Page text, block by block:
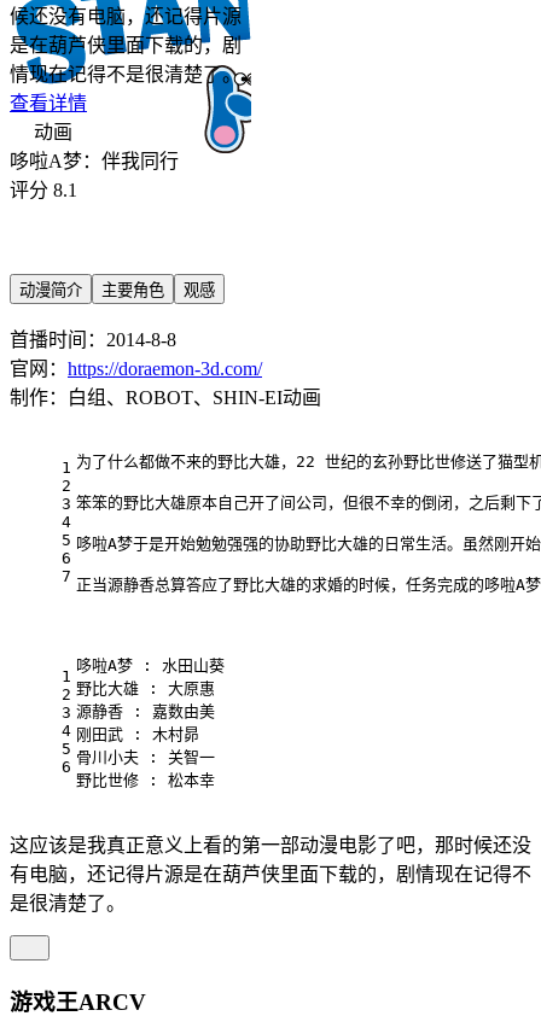
候还没有电脑，还记得片源
是在葫芦侠里面下载的，剧
情现在记得不是很清楚了。
查看详情
动画
哆啦A梦：伴我同行
评分 8.1
动漫简介 主要角色 观感
首播时间：2014-8-8
官网： https://doraemon-3d.com/
制作：白组、ROBOT、SHIN-EI动画
1
2
3
4
5
6
7
为了什么都做不来的野比大雄，22 世纪的玄孙野比世修送了猫型
笨笨的野比大雄原本自己开了间公司，但很不幸的倒闭，之后剩
哆啦A梦于是开始勉勉强强的协助野比大雄的日常生活。虽然刚开
正当源静香总算答应了野比大雄的求婚的时候，任务完成的哆啦
1
2
3
4
5
6
哆啦A梦 : 水田山葵
野比大雄 : 大原惠
源静香 : 嘉数由美
刚田武 : 木村昴
骨川小夫 : 关智一
野比世修 : 松本幸
这应该是我真正意义上看的第一部动漫电影了吧，那时候还没
有电脑，还记得片源是在葫芦侠里面下载的，剧情现在记得不
是很清楚了。
游戏王ARCV